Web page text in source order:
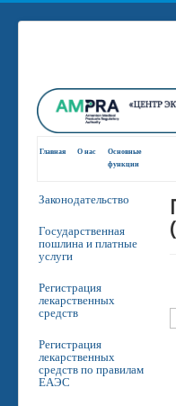
Главная О нас
Основные
функции
Законодательство
Государственная
пошлина и платные
услуги
Регистрация
лекарственных
средств
Регистрация
лекарственных
средств по правилам
ЕАЭС